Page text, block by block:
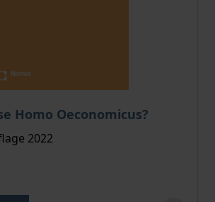
Homo Oeconomicus?
Titels richtet sich nach der
2022